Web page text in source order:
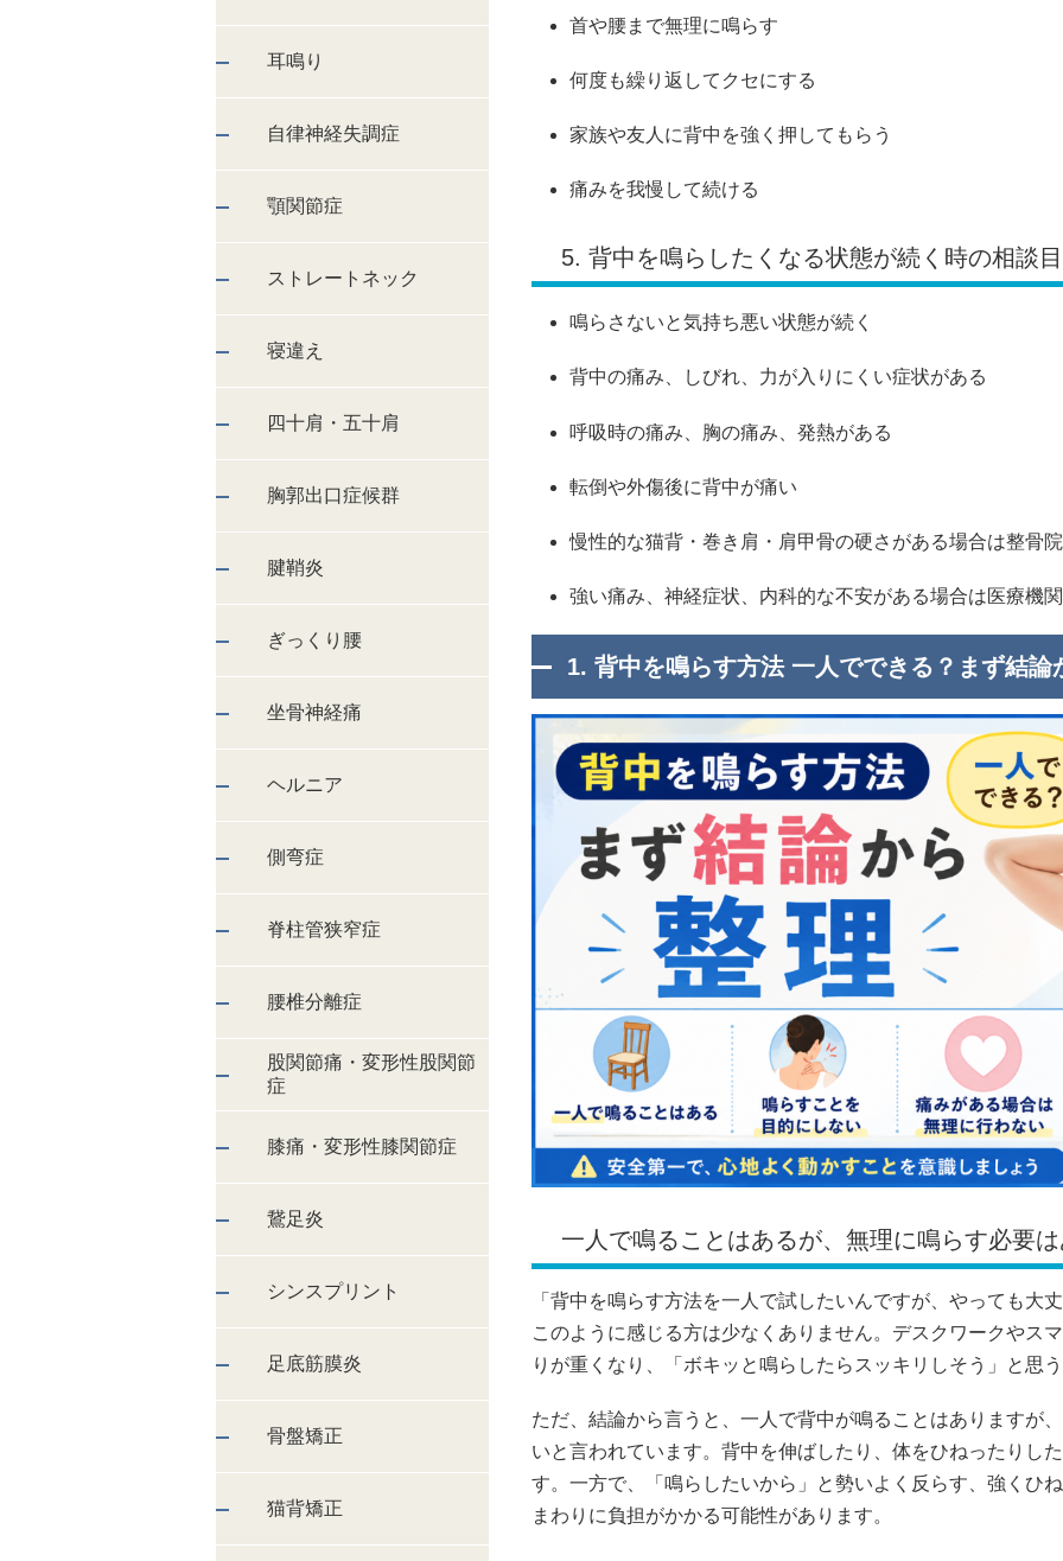
耳鳴り
自律神経失調症
顎関節症
ストレートネック
寝違え
四十肩・五十肩
胸郭出口症候群
腱鞘炎
ぎっくり腰
坐骨神経痛
ヘルニア
側弯症
脊柱管狭窄症
腰椎分離症
股関節痛・変形性股関節
症
膝痛・変形性膝関節症
鵞足炎
シンスプリント
足底筋膜炎
骨盤矯正
猫背矯正
首や腰まで無理に鳴らす
何度も繰り返してクセにする
家族や友人に背中を強く押してもらう
痛みを我慢して続ける
5. 背中を鳴らしたくなる状態が続く時の相談
鳴らさないと気持ち悪い状態が続く
背中の痛み、しびれ、力が入りにくい症状がある
呼吸時の痛み、胸の痛み、発熱がある
転倒や外傷後に背中が痛い
慢性的な猫背・巻き肩・肩甲骨の硬さがある場合は整骨
強い痛み、神経症状、内科的な不安がある場合は医療機
1. 背中を鳴らす方法 一人でできる？まず結論
一人で鳴ることはあるが、無理に鳴らす必要
「背中を鳴らす方法を一人で試したいんですが、やっても大
このように感じる方は少なくありません。デスクワークやス
りが重くなり、「ボキッと鳴らしたらスッキリしそう」と思
ただ、結論から言うと、一人で背中が鳴ることはありますが
いと言われています。背中を伸ばしたり、体をひねったりし
す。一方で、「鳴らしたいから」と勢いよく反らす、強くひ
まわりに負担がかかる可能性があります。